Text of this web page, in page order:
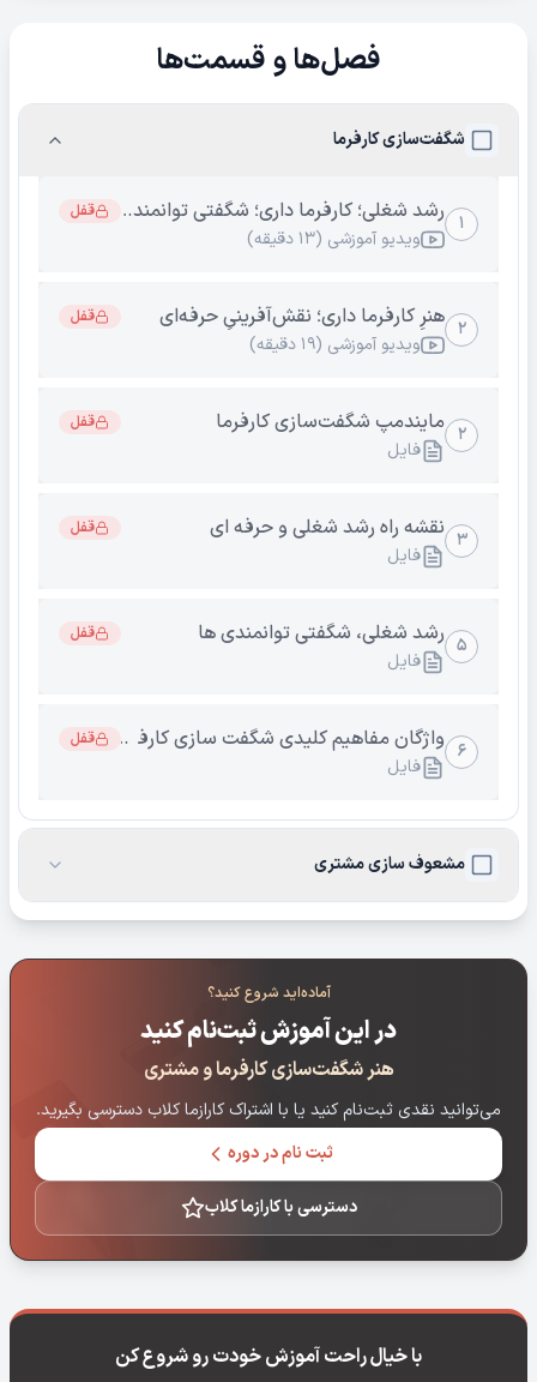
فصل‌ها و قسمت‌ها
شگفت‌سازی کارفرما
۱ رشد شغلی؛ کارفرما داری؛ شگفتی توانمندی قفل
ویدیو آموزشی (۱۳ دقیقه)
۲ هنرِ کارفرما داری؛ نقش‌آفرینیِ حرفه‌ای قفل
ویدیو آموزشی (۱۹ دقیقه)
۲ مایندمپ شگفت‌سازی کارفرما قفل
فایل
۳ نقشه راه رشد شغلی و حرفه ای قفل
فایل
۵ رشد شغلی، شگفتی توانمندی ها قفل
فایل
۶ واژگان مفاهیم کلیدی شگفت سازی کارفرما قفل
فایل
مشعوف سازی مشتری
آماده‌اید شروع کنید؟
در این آموزش ثبت‌نام کنید
هنر شگفت‌سازی کارفرما و مشتری
می‌توانید نقدی ثبت‌نام کنید یا با اشتراک کارازما کلاب دسترسی بگیرید.
ثبت نام در دوره
دسترسی با کارازما کلاب
با خیال راحت آموزش خودت رو شروع کن